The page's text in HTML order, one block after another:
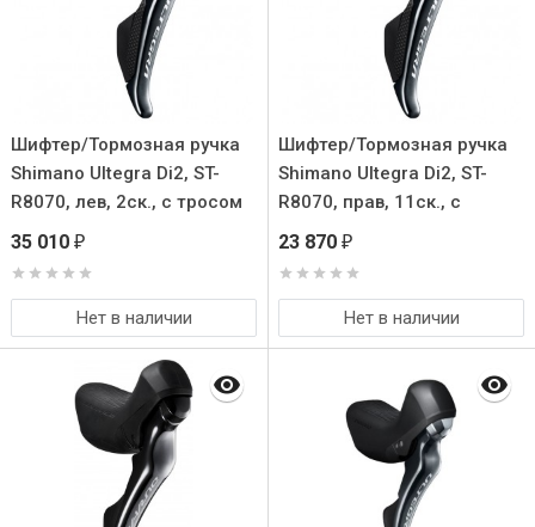
Шифтер/Тормозная ручка
Shimano Ultegra Di2, ST-
R8070, лев, 2ск., c тросом
перекл.
35 010 ₽
Нет в наличии
Шифтер/Тормозная ручка
Shimano Ultegra Di2, ST-
R8070, прав, 11ск., c
тросом перекл.
23 870 ₽
Нет в наличии